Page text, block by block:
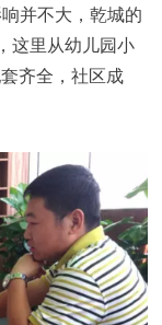
并不大，乾城的
这里从幼儿园小
齐全，社区成